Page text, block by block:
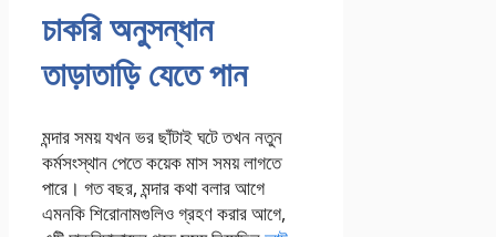
চাকরি অনুসন্ধান
তাড়াতাড়ি যেতে পান
মন্দার সময় যখন ভর ছাঁটাই ঘটে তখন নতুন
কর্মসংস্থান পেতে কয়েক মাস সময় লাগতে
পারে। গত বছর, মন্দার কথা বলার আগে
এমনকি শিরোনামগুলিও গ্রহণ করার আগে,